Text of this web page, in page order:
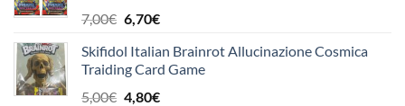
7,00€ Il
originale
era:
7,00€.
6,70€Il
attuale
è:
6,70€.
Skifidol Italian Brainrot Allucinazione Cosmica
Traiding Card Game
5,00€ Il
4,80€Il